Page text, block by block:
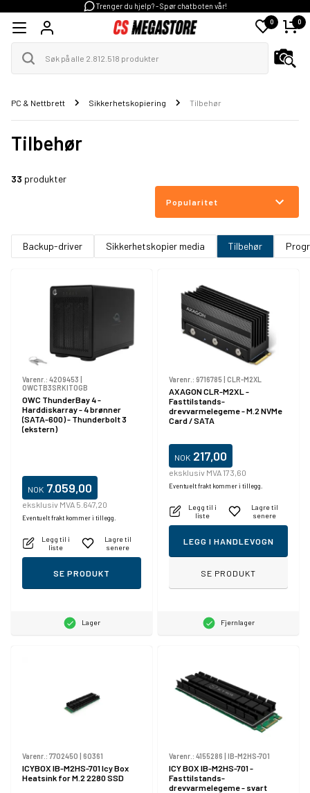
Trenger du hjelp? - Spør chatboten vår!
0 0
PC & Nettbrett Sikkerhetskopiering Tilbehør
Tilbehør
33 produkter
Popularitet
Backup-driver Sikkerhetskopier media Tilbehør
Varenr.: 4209453 |
OWCTB3SRKIT0GB
OWC ThunderBay 4 -
Harddiskarray - 4 brønner
(SATA-600) - Thunderbolt 3
(ekstern)
NOK 7.059,00
eksklusiv MVA 5.647,20
Eventuelt frakt kommer i tillegg.
Legg til i
liste
Lagre til
senere
SE PRODUKT
Lager
Varenr.: 9716785| CLR-M2XL
AXAGON CLR-M2XL -
Fasttilstands-
drevvarmelegeme - M.2 NVMe
Card / SATA
NOK 217,00
eksklusiv MVA 173,60
Eventuelt frakt kommer i tillegg.
Legg til i
liste
Lagre til
senere
LEGG I HANDLEVOGN
SE PRODUKT
Fjernlager
Varenr.: 7702450 | 60361
ICYBOX IB-M2HS-701 Icy Box
Heatsink for M.2 2280 SSD
Varenr.: 4155286 | IB-M2HS-701
ICY BOX IB-M2HS-701 -
Fasttilstands-
drevvarmelegeme - svart